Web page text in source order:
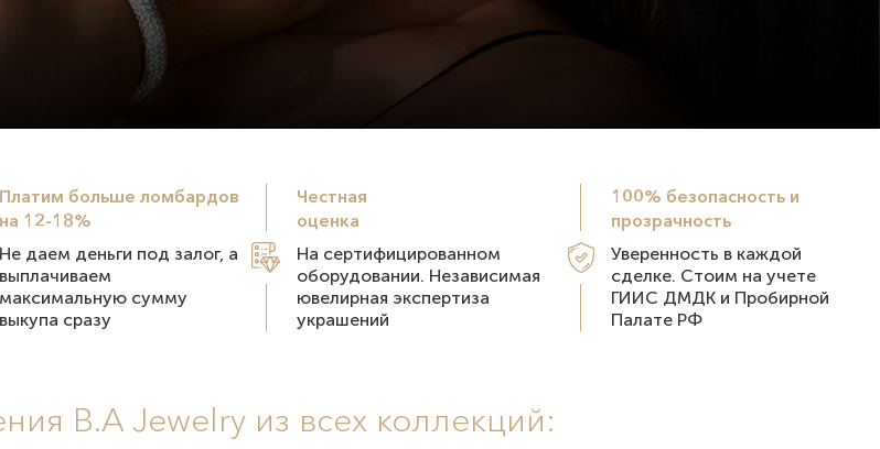
Платим больше ломбардов
на 12-18%
Не даем деньги под залог, а
выплачиваем
максимальную сумму
выкупа сразу
Честная
оценка
На сертифицированном
оборудовании. Независимая
ювелирная экспертиза
украшений
100% безопасность и
прозрачность
Уверенность в каждой
сделке. Стоим на учете
ГИИС ДМДК и Пробирной
Палате РФ
B.A Jewelry из всех коллекций: